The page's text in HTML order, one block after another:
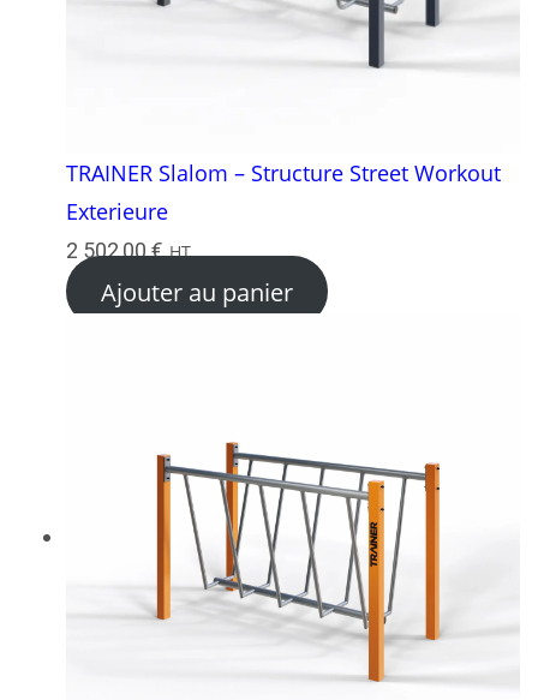
TRAINER Slalom – Structure Street Workout
Exterieure
2 502,00€ HT
Ajouter au panier